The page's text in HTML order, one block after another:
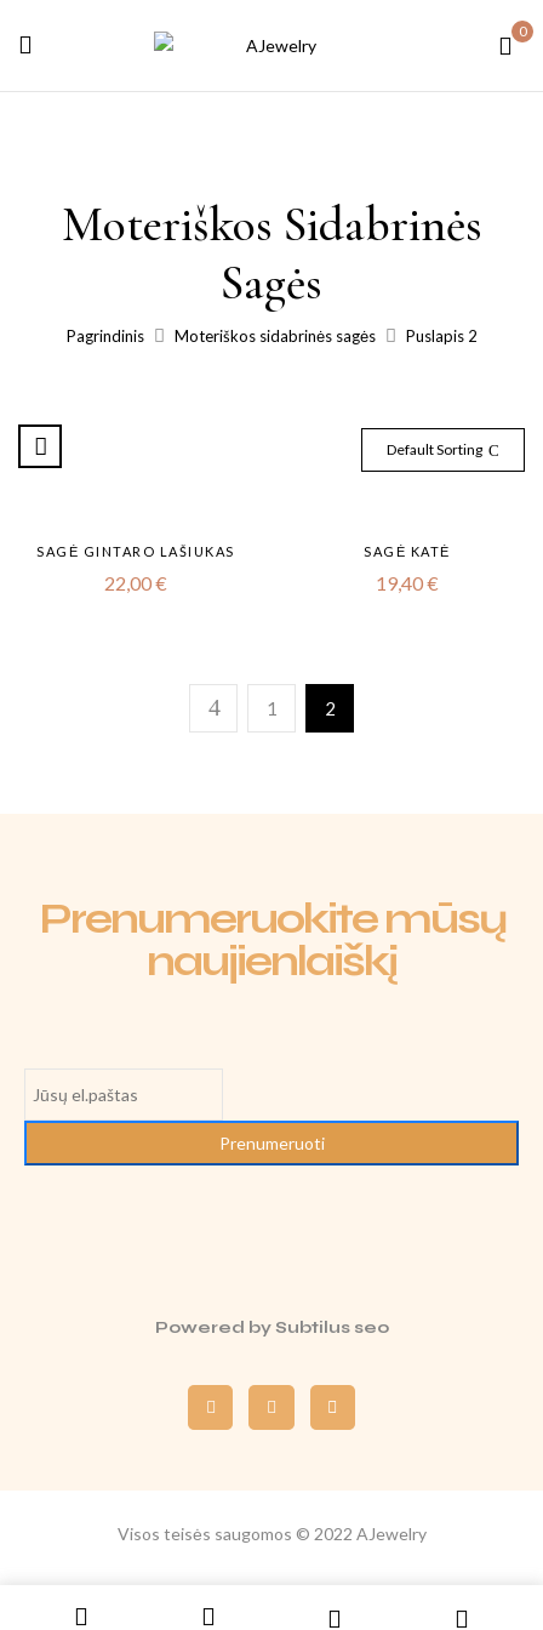
0
Moteriškos Sidabrinės
Sagės
Pagrindinis Moteriškos sidabrinės sagės Puslapis 2
Default Sorting
SAGĖ GINTARO LAŠIUKAS
22,00€
SAGĖ KATĖ
19,40€
1 2
Prenumeruokite mūsų
naujienlaiškį
Prenumeruoti
Powered bySubtilus seo
Visos teisės saugomos © 2022 AJewelry